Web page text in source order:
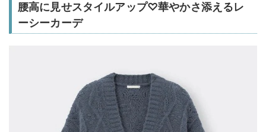
腰高に見せスタイルアップ♡華やかさ添えるレ
ーシーカーデ